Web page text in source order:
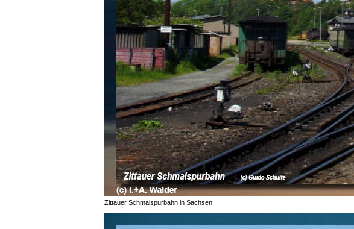
Zittauer Schmalspurbahn in Sachsen